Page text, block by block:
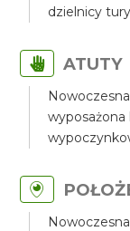
dzielnicy
ATUTY
wyposażona